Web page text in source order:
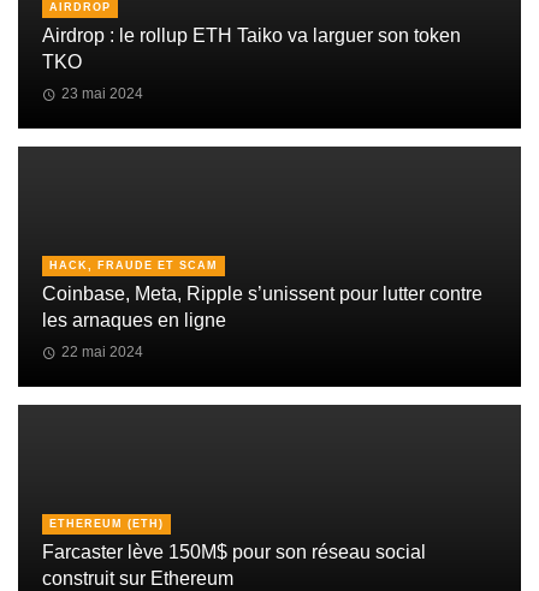
AIRDROP
Airdrop : le rollup ETH Taiko va larguer son token
TKO
23 mai 2024
HACK, FRAUDE ET SCAM
Coinbase, Meta, Ripple s’unissent pour lutter contre
les arnaques en ligne
22 mai 2024
ETHEREUM (ETH)
Farcaster lève 150M$ pour son réseau social
construit sur Ethereum